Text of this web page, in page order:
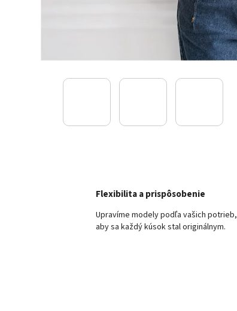
Flexibilita a prispôsobenie
Upravíme modely podľa vašich potrieb,
aby sa každý kúsok stal originálnym.